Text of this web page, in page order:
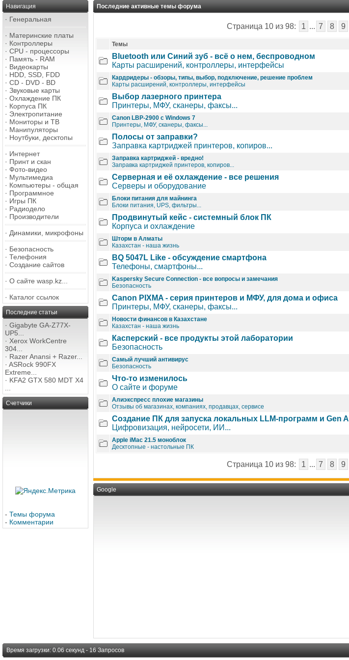
Навигация
· Генеральная
· Материнские платы
· Контроллеры
· CPU - процессоры
· Память - RAM
· Видеокарты
· HDD, SSD, FDD
· CD - DVD - BD
· Звуковые карты
· Охлаждение ПК
· Корпуса ПК
· Электропитание
· Мониторы и ТВ
· Манипуляторы
· Ноутбуки, десктопы
· Интернет
· Принт и скан
· Фото-видео
· Мультимедиа
· Компьютеры - общая
· Программное
· Игры ПК
· Радиодело
· Производители
· Динамики, микрофоны
· Безопасность
· Телефония
· Создание сайтов
· О сайте wasp.kz...
· Каталог ссылок
Последние статьи
· Gigabyte GA-Z77X-
UP5...
· Xerox WorkCentre
304...
· Razer Anansi + Razer...
· ASRock 990FX
Extreme...
· KFA2 GTX 580 MDT X4
Счетчики
- Темы форума
- Комментарии
Последние активные темы форума
Страница 10 из 98: 1 ... 7 8 9
Темы
Bluetooth или Синий зуб - всё о нем, беспроводном
Карты расширений, контроллеры, интерфейсы
Кардридеры - обзоры, типы, выбор, подключение, решение проблем
Карты расширений, контроллеры, интерфейсы
Выбор лазерного принтера
Принтеры, МФУ, сканеры, факсы...
Canon LBP-2900 с Windows 7
Принтеры, МФУ, сканеры, факсы...
Полосы от заправки?
Заправка картриджей принтеров, копиров...
Заправка картриджей - вредно!
Заправка картриджей принтеров, копиров...
Серверная и её охлаждение - все решения
Серверы и оборудование
Блоки питания для майнинга
Блоки питания, UPS, фильтры...
Продвинутый кейс - системный блок ПК
Корпуса и охлаждение
Шторм в Алматы
Казахстан - наша жизнь
BQ 5047L Like - обсуждение смартфона
Телефоны, смартфоны...
Kaspersky Secure Connection - все вопросы и замечания
Безопасность
Canon PIXMA - серия принтеров и МФУ, для дома и офиса
Принтеры, МФУ, сканеры, факсы...
Новости финансов в Казахстане
Казахстан - наша жизнь
Касперский - все продукты этой лаборатории
Безопасность
Самый лучший антивирус
Безопасность
Что-то изменилось
О сайте и форуме
Алиэкспресс плохие магазины
Отзывы об магазинах, компаниях, продавцах, сервисе
Создание ПК для запуска локальных LLM-программ и Gen AI
Цифровизация, нейросети, ИИ...
Apple iMac 21.5 моноблок
Десктопные - настольные ПК
Страница 10 из 98: 1 ... 7 8 9
Google
Время загрузки: 0.06 секунд - 16 Запросов